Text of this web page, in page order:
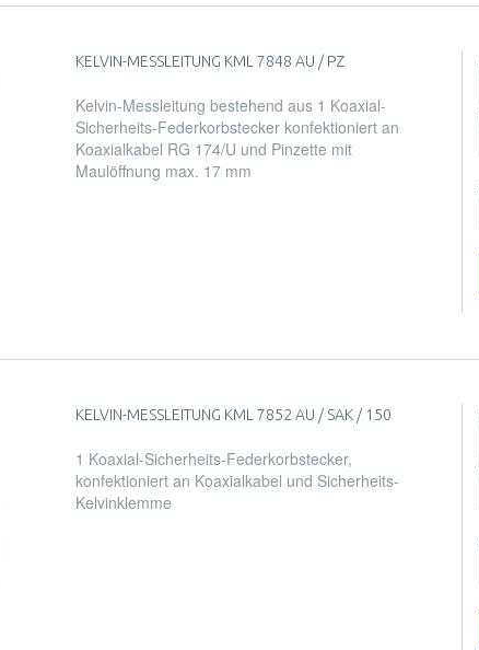
KELVIN-MESSLEITUNG KML 7848 AU / PZ
Kelvin-Messleitung bestehend aus 1 Koaxial-
Sicherheits-Federkorbstecker konfektioniert an
Koaxialkabel RG 174/U und Pinzette mit
Maulöffnung max. 17 mm
KELVIN-MESSLEITUNG KML 7852 AU / SAK / 150
1 Koaxial-Sicherheits-Federkorbstecker,
konfektioniert an Koaxialkabel und Sicherheits-
Kelvinklemme